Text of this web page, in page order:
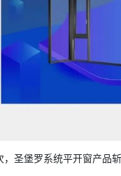
，圣堡罗系统平开窗产品